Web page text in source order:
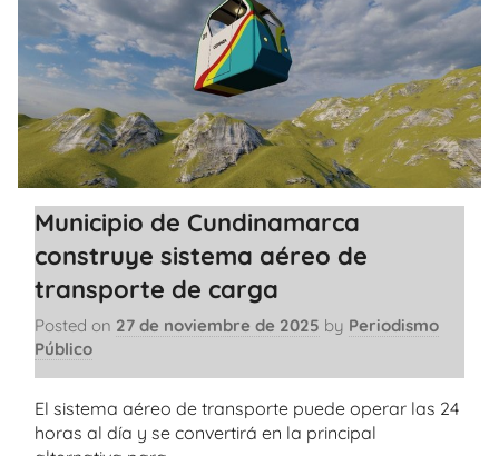
Municipio de Cundinamarca
construye sistema aéreo de
transporte de carga
Posted on 27 de noviembre de 2025 by Periodismo
Público
El sistema aéreo de transporte puede operar las 24
horas al día y se convertirá en la principal